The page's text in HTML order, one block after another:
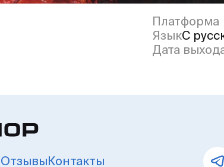
Платформа
ЯзыкС
Дата
ОтзывыКонтакты